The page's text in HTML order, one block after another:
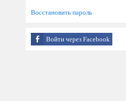
Восстановить пароль
Войти через Facebook